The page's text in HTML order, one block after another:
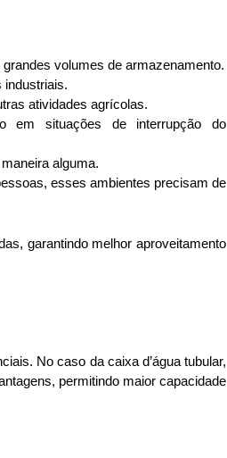
volumes de armazenamento.
industriais.
atividades agrícolas.
em situações de interrupção do
alguma.
esses ambientes precisam de
garantindo melhor aproveitamento
No caso da caixa d’água tubular,
permitindo maior capacidade